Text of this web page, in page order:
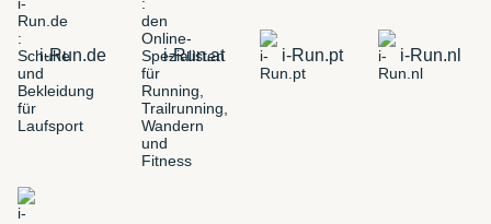
i-Run.de i-Run.at i-Run.pt i-Run.nl